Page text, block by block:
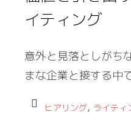
イティング
意外と見落としがち
まな企業と接する中
ヒアリング, ライティ